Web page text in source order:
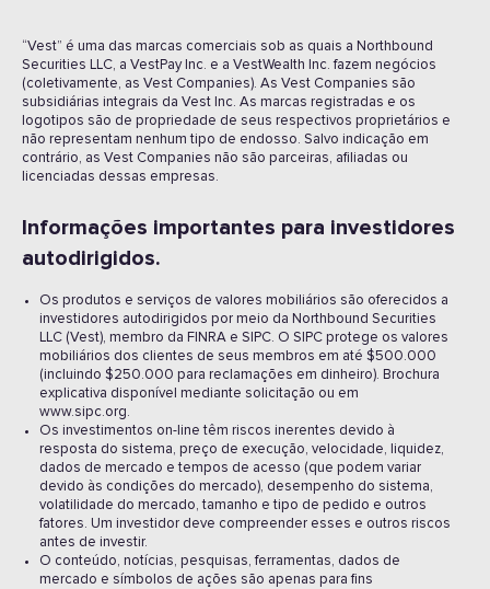
“Vest” é uma das marcas comerciais sob as quais a Northbound
Securities LLC, a VestPay Inc. e a VestWealth Inc. fazem negócios
(coletivamente, as Vest Companies). As Vest Companies são
subsidiárias integrais da Vest Inc. As marcas registradas e os
logotipos são de propriedade de seus respectivos proprietários e
não representam nenhum tipo de endosso. Salvo indicação em
contrário, as Vest Companies não são parceiras, afiliadas ou
licenciadas dessas empresas.
Informações importantes para investidores
autodirigidos. ‍
Os produtos e serviços de valores mobiliários são oferecidos a
investidores autodirigidos por meio da Northbound Securities
LLC (Vest), membro da FINRA e SIPC. O SIPC protege os valores
mobiliários dos clientes de seus membros em até $500.000
(incluindo $250.000 para reclamações em dinheiro). Brochura
explicativa disponível mediante solicitação ou em
www.sipc.org.
Os investimentos on-line têm riscos inerentes devido à
resposta do sistema, preço de execução, velocidade, liquidez,
dados de mercado e tempos de acesso (que podem variar
devido às condições do mercado), desempenho do sistema,
volatilidade do mercado, tamanho e tipo de pedido e outros
fatores. Um investidor deve compreender esses e outros riscos
antes de investir.
O conteúdo, notícias, pesquisas, ferramentas, dados de
mercado e símbolos de ações são apenas para fins